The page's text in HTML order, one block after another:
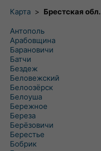
Карта > Брестская обл.
Антополь
Арабовщина
Барановичи
Батчи
Бездеж
Беловежский
Белоозёрск
Белоуша
Бережное
Береза
Берёзовичи
Берестье
Бобрик